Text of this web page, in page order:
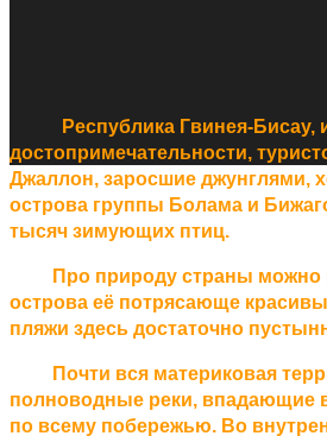
Республика Гвинея-Бисау,
достопримечательности,
Джаллон, заросшие джунглями,
острова группы Болама и
тысяч зимующих птиц.
Про природу страны можно
острова её потрясающе
пляжи здесь достаточно
Почти вся материковая
полноводные реки, впадающие
по всему побережью. Во